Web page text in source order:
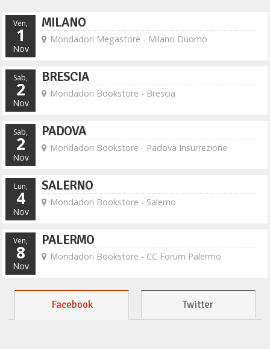
Ven,
1
Nov
MILANO
Mondadori Megastore - Milano Duomo
Sab,
2
Nov
BRESCIA
Mondadori Bookstore - Brescia
Sab,
2
Nov
PADOVA
Mondadori Bookstore - Padova Insurrezione
Lun,
4
Nov
SALERNO
Mondadori Bookstore - Salerno
Ven,
8
Nov
PALERMO
Mondadori Bookstore - CC Forum Palermo
Facebook Twitter